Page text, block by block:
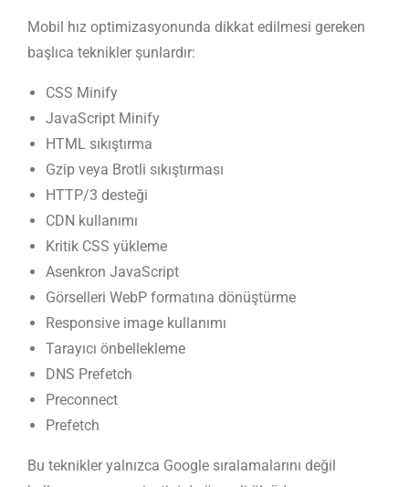
Mobil hız optimizasyonunda dikkat edilmesi gereken
başlıca teknikler şunlardır:
CSS Minify
JavaScript Minify
HTML sıkıştırma
Gzip veya Brotli sıkıştırması
HTTP/3 desteği
CDN kullanımı
Kritik CSS yükleme
Asenkron JavaScript
Görselleri WebP formatına dönüştürme
Responsive image kullanımı
Tarayıcı önbellekleme
DNS Prefetch
Preconnect
Prefetch
Bu teknikler yalnızca Google sıralamalarını değil